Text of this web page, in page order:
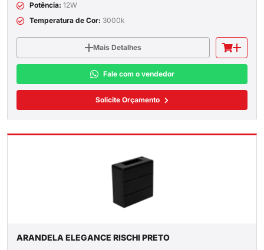
Potência: 12W
Temperatura de Cor: 3000k
Mais Detalhes
Fale com o vendedor
Solicite Orçamento
ARANDELA ELEGANCE RISCHI PRETO